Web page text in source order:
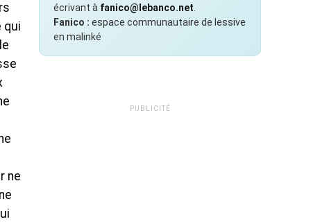
qui
ne
écrivant à fanico@lebanco.net
Fanico : espace communautaire de lessive
en malinké
PUBLICITÉ